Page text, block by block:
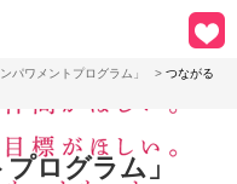
パワメントプログラム」 > つながる
プログラム」